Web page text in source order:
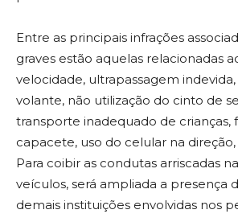
Entre as principais infrações
graves estão aquelas relacionadas
velocidade, ultrapassagem
volante, não utilização do cinto de
transporte inadequado de crianças,
capacete, uso do celular na
Para coibir as condutas arriscadas
veículos, será ampliada a presença
demais instituições envolvidas nos